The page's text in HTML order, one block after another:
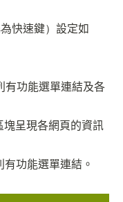
快速鍵）設定如
有功能選單連結及各
呈現各網頁的資訊
功能選單連結。